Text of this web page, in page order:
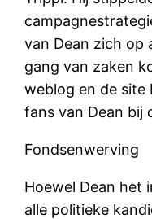
van Dean zich op
gang van zaken
weblog en de site
fans van Dean bij
Fondsenwerving
Hoewel Dean het
alle politieke